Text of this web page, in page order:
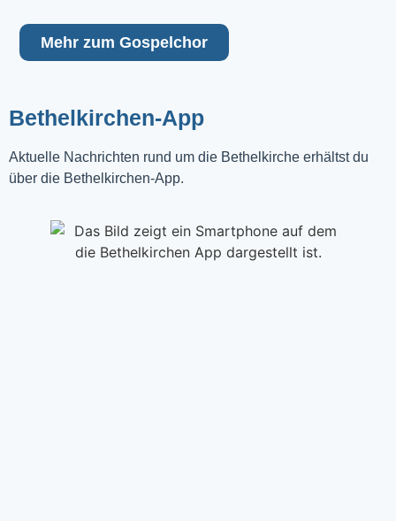
Mehr zum Gospelchor
Bethelkirchen-App
Aktuelle Nachrichten rund um die Bethelkirche erhältst du
über die Bethelkirchen-App.